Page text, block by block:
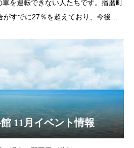
を運転できない人たちです。播磨町
すでに27％を超えており、今後自
バス路線に対
11月イベント情報